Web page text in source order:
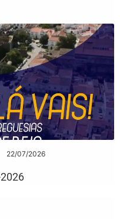
22/07/2026